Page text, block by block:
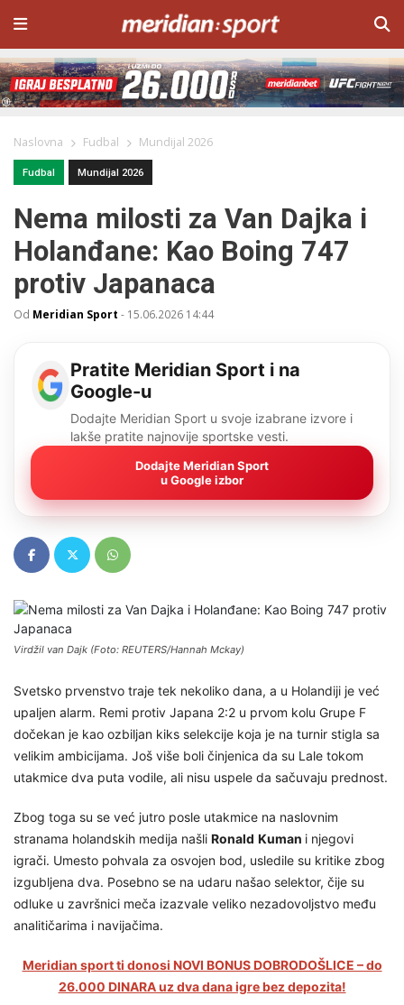
Naslovna Fudbal Mundijal 2026
Fudbal Mundijal 2026
Nema milosti za Van Dajka i
Holanđane: Kao Boing 747
protiv Japanaca
Od Meridian Sport - 15.06.2026 14:44
Pratite Meridian Sport i na
Google-u
Dodajte Meridian Sport u svoje izabrane izvore i
lakše pratite najnovije sportske vesti.
Dodajte Meridian Sport
u Google izbor
Virdžil van Dajk (Foto: REUTERS/Hannah Mckay)
Svetsko prvenstvo traje tek nekoliko dana, a u Holandiji je već
upaljen alarm. Remi protiv Japana 2:2 u prvom kolu Grupe F
dočekan je kao ozbiljan kiks selekcije koja je na turnir stigla sa
velikim ambicijama. Još više boli činjenica da su Lale tokom
utakmice dva puta vodile, ali nisu uspele da sačuvaju prednost.
Zbog toga su se već jutro posle utakmice na naslovnim
stranama holandskih medija našli Ronald Kuman i njegovi
igrači. Umesto pohvala za osvojen bod, usledile su kritike zbog
izgubljena dva. Posebno se na udaru našao selektor, čije su
odluke u završnici meča izazvale veliko nezadovoljstvo među
analitičarima i navijačima.
Meridian sport ti donosi NOVI BONUS DOBRODOŠLICE – do
26.000 DINARA uz dva dana igre bez depozita!